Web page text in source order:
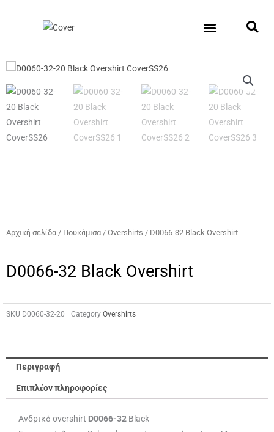
Αρχική σελίδα / Πουκάμισα / Overshirts / D0066-32 Black Overshirt
D0066-32 Black Overshirt
SKU D0060-32-20 Category Overshirts
Περιγραφή
Επιπλέον πληροφορίες
Ανδρικό overshirt D0066-32 Black